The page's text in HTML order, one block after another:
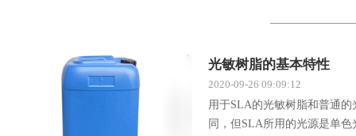
光敏树脂的基本特性
2020-09-26 09:09:12
用于SLA的光敏树脂和普通
同，但SLA所用的光源是单